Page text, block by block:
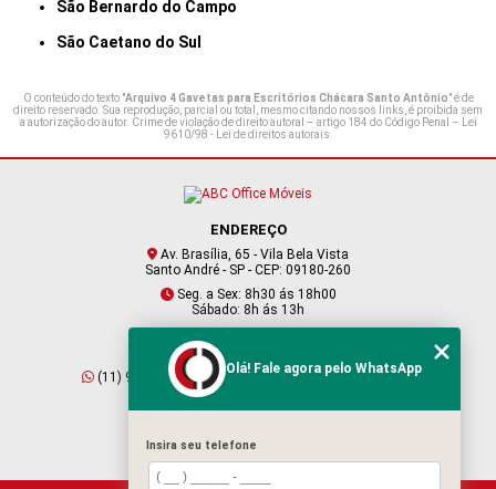
São Bernardo do Campo
São Caetano do Sul
O conteúdo do texto "Arquivo 4 Gavetas para Escritórios Chácara Santo Antônio" é de
direito reservado. Sua reprodução, parcial ou total, mesmo citando nossos links, é proibida sem
a autorização do autor. Crime de violação de direito autoral – artigo 184 do Código Penal – Lei
9610/98 - Lei de direitos autorais.
ENDEREÇO
Av. Brasília, 65 - Vila Bela Vista
Santo André - SP - CEP: 09180-260
Seg. a Sex: 8h30 ás 18h00
Sábado: 8h ás 13h
CONTATO
(11) 95409-2229
(11) 4901-6045
vendas@abcofficemoveis.com.br
Olá! Fale agora pelo WhatsApp
Insira seu telefone